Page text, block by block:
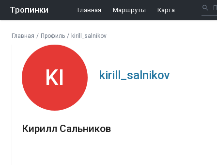
Тропинки Главная Маршруты Карта
Главная / Профиль / kirill_salnikov
KI kirill_salnikov
Кирилл Сальников